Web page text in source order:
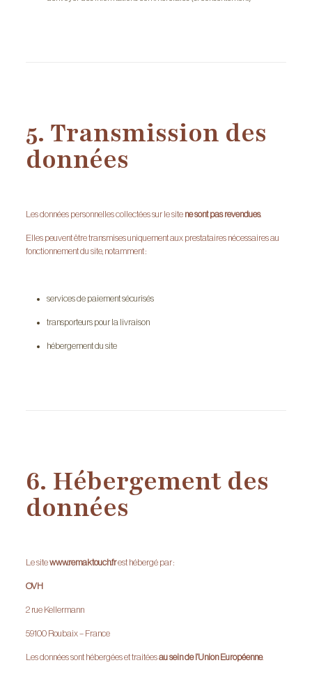
5. Transmission des
données
Les données personnelles collectées sur le site ne sont pas revendues.
Elles peuvent être transmises uniquement aux prestataires nécessaires au
fonctionnement du site, notamment :
services de paiement sécurisés
transporteurs pour la livraison
hébergement du site
6. Hébergement des
données
Le sitewww.remaktouch.frest hébergé par :
OVH
2 rue Kellermann
59100 Roubaix – France
Les données sont hébergées et traitéesau sein de l’Union Européenne.